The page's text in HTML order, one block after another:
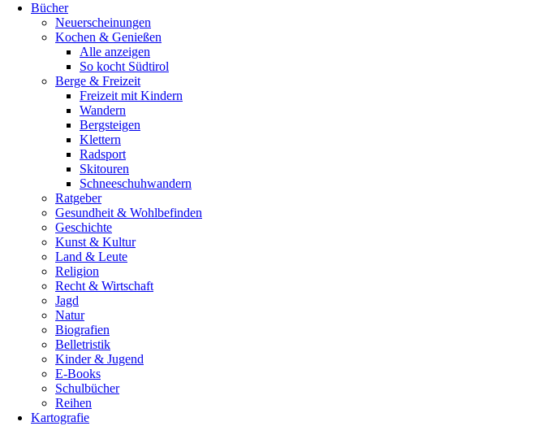
Bücher
Neuerscheinungen
Kochen & Genießen
Alle anzeigen
So kocht Südtirol
Berge & Freizeit
Freizeit mit Kindern
Wandern
Bergsteigen
Klettern
Radsport
Skitouren
Schneeschuhwandern
Ratgeber
Gesundheit & Wohlbefinden
Geschichte
Kunst & Kultur
Land & Leute
Religion
Recht & Wirtschaft
Jagd
Natur
Biografien
Belletristik
Kinder & Jugend
E-Books
Schulbücher
Reihen
Kartografie